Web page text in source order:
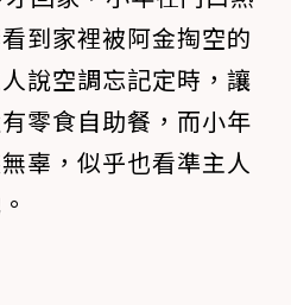
到家裡被阿金掏空的
說空調忘記定時，讓
零食自助餐，而小年
辜，似乎也看準主人